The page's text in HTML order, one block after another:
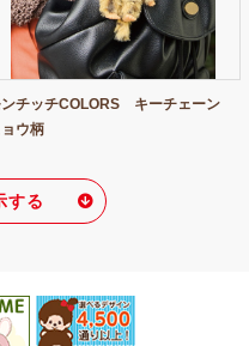
ンチッチCOLORS キーチェーン
ョウ柄
する